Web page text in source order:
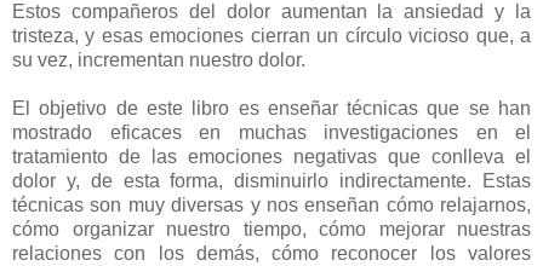
Estos compañeros del dolor aumentan la ansiedad y la
tristeza, y esas emociones cierran un círculo vicioso que, a
su vez, incrementan nuestro dolor.
El objetivo de este libro es enseñar técnicas que se han
mostrado eficaces en muchas investigaciones en el
tratamiento de las emociones negativas que conlleva el
dolor y, de esta forma, disminuirlo indirectamente. Estas
técnicas son muy diversas y nos enseñan cómo relajarnos,
cómo organizar nuestro tiempo, cómo mejorar nuestras
relaciones con los demás, cómo reconocer los valores